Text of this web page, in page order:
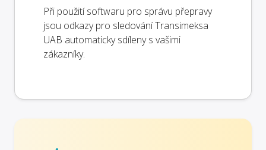
Při použití softwaru pro správu přepravy
jsou odkazy pro sledování Transimeksa
UAB automaticky sdíleny s vašimi
zákazníky.